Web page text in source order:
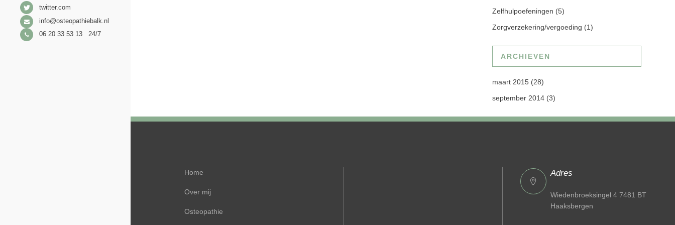
twitter.com
info@osteopathiebalk.nl
06 20 33 53 13 24/7
Zelfhulpoefeningen (5)
Zorgverzekering/vergoeding (1)
ARCHIEVEN
maart 2015 (28)
september 2014 (3)
Home
Over mij
Osteopathie
Adres
Wiedenbroeksingel 4 7481 BT
Haaksbergen